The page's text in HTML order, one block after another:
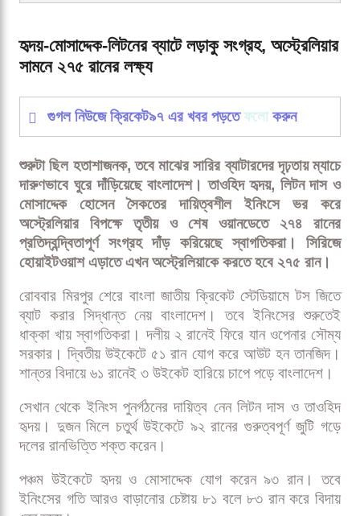
হৃদয়-মোসাদ্দেক-লিটনের ব্যাটে লড়াকু সংগ্রহ, অস্ট্রেলিয়ার
হৃদয়-মোসাদ্দেক-লিটনের ব্যাটে লড়াকু সংগ্রহ, অস্ট্রেলিয়ার
সামনে ২৭৫ রানের লক্ষ্য
শুরুটা ছিল হতাশাজনক, তবে মাঝের সারির ব্যাটারদের দৃঢ়তায় ম্যাচে
দারুণভাবে ঘুরে দাঁড়িয়েছে বাংলাদেশ। তাওহিদ হৃদয়, লিটন দাস ও
মোসাদ্দেক হোসেন সৈকতের দায়িত্বশীল ইনিংসে ভর করে
অস্ট্রেলিয়ার বিপক্ষে তৃতীয় ও শেষ ওয়ানডেতে ২৭৪ রানের
প্রতিদ্বন্দ্বিতাপূর্ণ সংগ্রহ দাঁড় করিয়েছে স্বাগতিকরা। সিরিজে
হোয়াইটওয়াশ এড়াতে এখন অস্ট্রেলিয়াকে করতে হবে ২৭৫ রান।
রোববার মিরপুর শেরে বাংলা জাতীয় ক্রিকেট স্টেডিয়ামে টস জিতে
ব্যাট করার সিদ্ধান্ত নেয় বাংলাদেশ। তবে ইনিংসের শুরুতেই
ধাক্কা খায় স্বাগতিকরা। দলীয় ২ রানেই ফিরে যান ওপেনার সৌম্য